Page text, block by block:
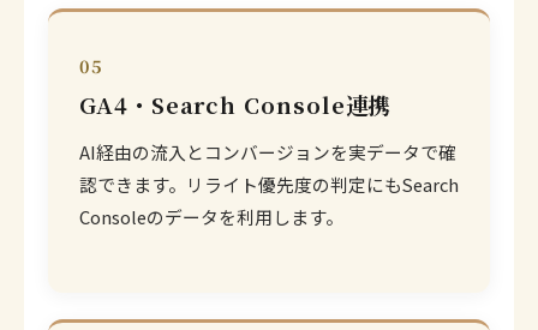
05
GA4・Search Console連携
AI経由の流入とコンバージョンを実データで確
認できます。リライト優先度の判定にもSearch
Consoleのデータを利用します。